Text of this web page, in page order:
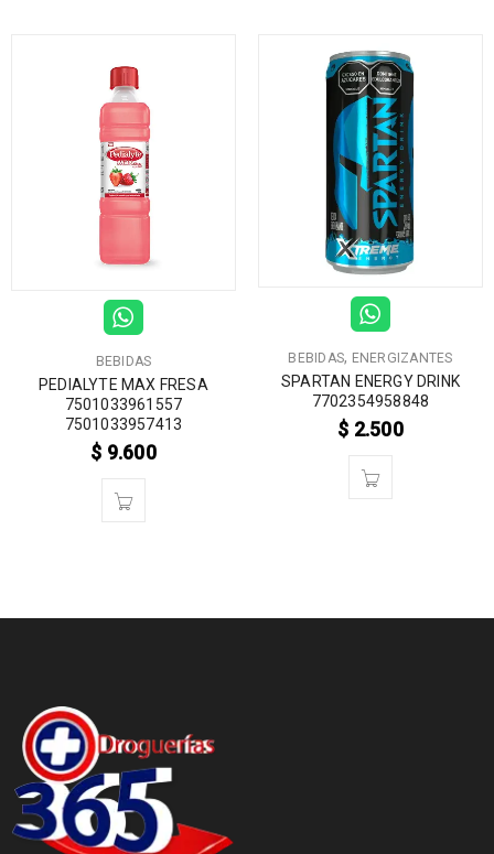
BEBIDAS
PEDIALYTE MAX FRESA
7501033961557
7501033957413
$ 9.600
BEBIDAS, ENERGIZANTES
SPARTAN ENERGY DRINK
7702354958848
$ 2.500